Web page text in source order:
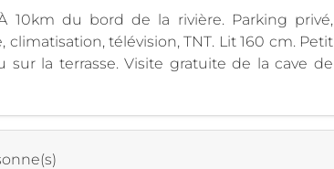
10km du bord de la rivière. Parking privé,
climatisation, télévision, TNT. Lit 160 cm. Petit
la terrasse. Visite gratuite de la cave de